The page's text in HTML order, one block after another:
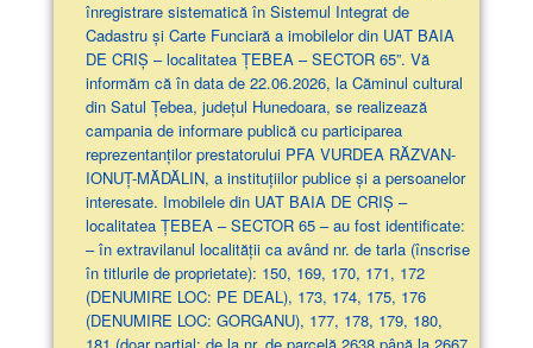
înregistrare sistematică în Sistemul Integrat de
Cadastru și Carte Funciară a imobilelor din UAT BAIA
DE CRIȘ – localitatea ȚEBEA – SECTOR 65”. Vă
informăm că în data de 22.06.2026, la Căminul cultural
din Satul Țebea, județul Hunedoara, se realizează
campania de informare publică cu participarea
reprezentanților prestatorului PFA VURDEA RĂZVAN-
IONUȚ-MĂDĂLIN, a instituțiilor publice și a persoanelor
interesate. Imobilele din UAT BAIA DE CRIȘ –
localitatea ȚEBEA – SECTOR 65 – au fost identificate:
– în extravilanul localităţii ca având nr. de tarla (înscrise
în titlurile de proprietate): 150, 169, 170, 171, 172
(DENUMIRE LOC: PE DEAL), 173, 174, 175, 176
(DENUMIRE LOC: GORGANU), 177, 178, 179, 180,